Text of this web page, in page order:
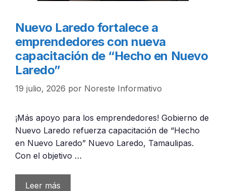
Nuevo Laredo fortalece a
emprendedores con nueva
capacitación de “Hecho en Nuevo
Laredo”
19 julio, 2026 por Noreste Informativo
¡Más apoyo para los emprendedores! Gobierno de
Nuevo Laredo refuerza capacitación de “Hecho
en Nuevo Laredo” Nuevo Laredo, Tamaulipas.
Con el objetivo …
Leer más